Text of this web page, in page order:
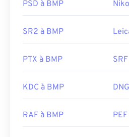
BMP indépendant du
systèmes d'exploitation et
Outre l'ouverture des fichiers
Adobe Illustrator
. Si vous
CorelDRAW. Parmi les autres
PSD à BMP
SR2 à BMP
PTX à BMP
KDC à BMP
RAF à BMP